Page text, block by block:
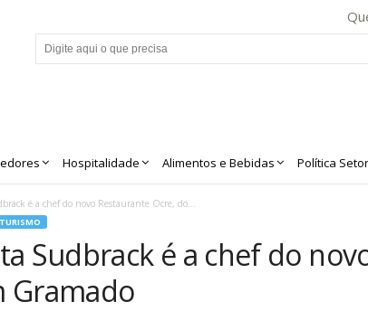
Hospitalidade Alimentos e Bebidas Política
é a chef do novo Restaurante Ocre, do...
TURISMO
Sudbrack é a chef do
Gramado